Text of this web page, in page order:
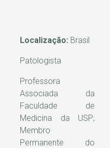
Localização: Brasil
Patologista
Professora
Associada da
Faculdade de
Medicina da USP;
Membro
Permanente do